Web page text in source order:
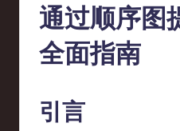
m
通过顺序图
全面指南
引言